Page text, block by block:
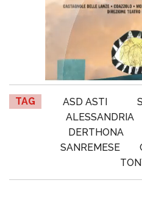
TAG ASD ASTI
ALESSANDRIA
DERTHONA
SANREMESE